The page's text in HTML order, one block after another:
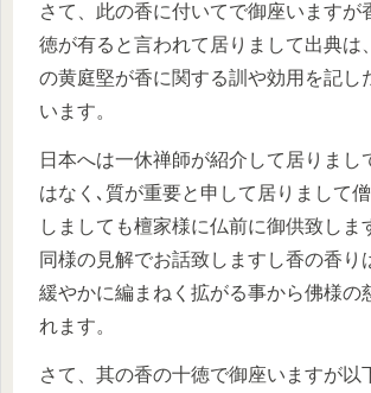
さて、此の香に付いてで御座いますが
徳が有ると言われて居りまして出典は
の黄庭堅が香に関する訓や効用を記し
います。
日本へは一休禅師が紹介して居りまし
はなく､質が重要と申して居りまして
しましても檀家様に仏前に御供致しま
同様の見解でお話致しますし香の香り
緩やかに編まねく拡がる事から佛様の
れます。
さて、其の香の十徳で御座いますが以